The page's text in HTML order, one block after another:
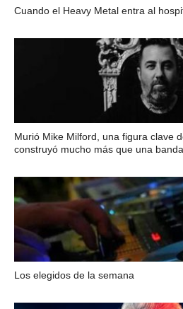
Cuando el Heavy Metal entra al
Murió Mike Milford, una figura clave
construyó mucho más que una banda
Los elegidos de la semana